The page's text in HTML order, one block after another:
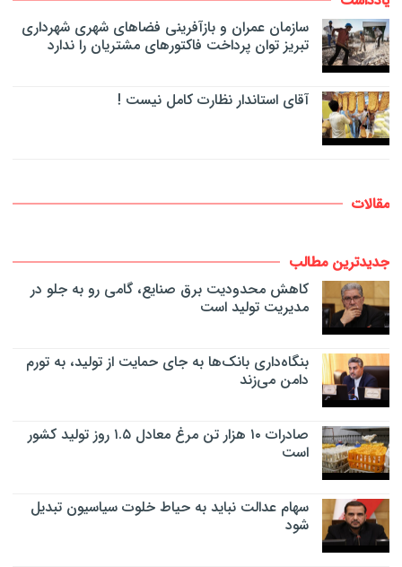
سازمان عمران و بازآفرینی فضاهای شهری شهرداری
تبریز توان پرداخت فاکتورهای مشتریان را ندارد
آقای استاندار نظارت کامل نیست !
مقالات
جدیدترین مطالب
کاهش محدودیت برق صنایع، گامی رو به جلو در
مدیریت تولید است
بنگاه‌داری بانک‌ها به جای حمایت از تولید، به تورم
دامن می‌زند
صادرات ۱۰ هزار تن مرغ معادل ۱.۵ روز تولید کشور
است
سهام عدالت نباید به حیاط خلوت سیاسیون تبدیل
شود